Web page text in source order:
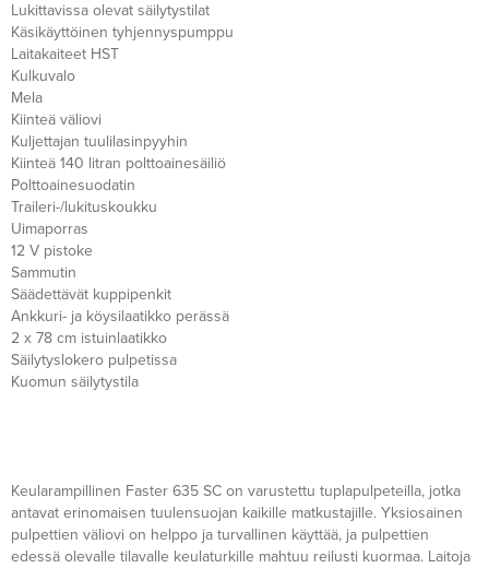
Lukittavissa olevat säilytystilat
Käsikäyttöinen tyhjennyspumppu
Laitakaiteet HST
Kulkuvalo
Mela
Kiinteä väliovi
Kuljettajan tuulilasinpyyhin
Kiinteä 140 litran polttoainesäiliö
Polttoainesuodatin
Traileri-/lukituskoukku
Uimaporras
12 V pistoke
Sammutin
Säädettävät kuppipenkit
Ankkuri- ja köysilaatikko perässä
2 x 78 cm istuinlaatikko
Säilytyslokero pulpetissa
Kuomun säilytystila
Keularampillinen Faster 635 SC on varustettu tuplapulpeteilla, jotka
antavat erinomaisen tuulensuojan kaikille matkustajille. Yksiosainen
pulpettien väliovi on helppo ja turvallinen käyttää, ja pulpettien
edessä olevalle tilavalle keulaturkille mahtuu reilusti kuormaa. Laitoja